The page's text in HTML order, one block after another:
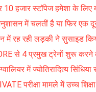
हजार स्टॉपेज हमेशा के लिए
में चलतीं है या फिर एक
में रह रही लड़की ने सुसाइड
से 4 प्रमुख ट्रेनों शुरू करने
में ज्योतिरादित्य
परीक्षा मामले में उच्च